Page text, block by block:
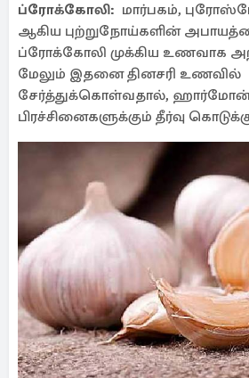
ப்ரோக்கோலி: மார்பகம்,
ஆகிய புற்றுநோய்களின்
ப்ரோக்கோலி முக்கிய உணவாக
மேலும் இதனை தினசரி உணவில்
சேர்த்துக்கொள்வதால்,
பிரச்சினைகளுக்கும் தீர்வு